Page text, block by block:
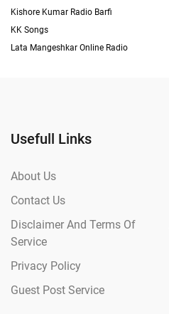
Kishore Kumar Radio Barfi
KK Songs
Lata Mangeshkar Online Radio
Usefull Links
About Us
Contact Us
Disclaimer And Terms Of
Service
Privacy Policy
Guest Post Service